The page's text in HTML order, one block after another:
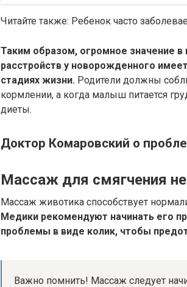
Читайте также: Ребенок часто
Таким образом, огромное значение
расстройств у новорожденного
стадиях жизни. Родители должны
кормлении, а когда малыш питается
диеты.
Доктор Комаровский о
Массаж для смягчения
Массаж животика способствует
Медики рекомендуют начинать его
проблемы в виде колик, чтобы
Важно помнить! Массаж следует